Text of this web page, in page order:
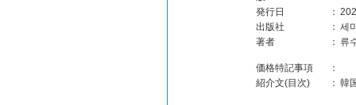
発行日
：
出版社
： 세
著者
： 류
価格特記事項
：
紹介文(目次)
： 韓